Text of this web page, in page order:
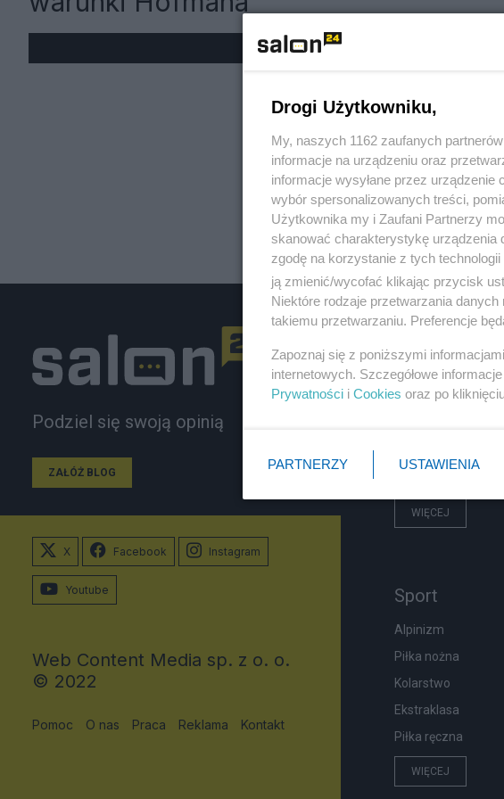
Podziel się swoją opinią
ZAŁÓŻ BLOG
PiS
Rząd
WIĘCEJ
Sport
Alpinizm
Piłka nożna
Kolarstwo
Ekstraklasa
Piłka ręczna
WIĘCEJ
X Facebook Instagram
Youtube
Web Content Media sp. z o. o.
© 2022
Pomoc O nas Praca Reklama Kontakt
Drogi Użytkowniku,
My, naszych 1162 zaufanych
informacje na urządzeniu oraz
informacje wysyłane przez
wybór spersonalizowanych treści,
Użytkownika my i Zaufani Partnerzy
skanować charakterystykę urządzenia
zgodę na korzystanie z tych
ją zmienić/wycofać klikając przycisk
Niektóre rodzaje przetwarzania
takiemu przetwarzaniu. Preferencje
Zapoznaj się z poniższymi
internetowych. Szczegółowe
Prywatności i Cookies oraz po
PARTNERZY USTAWIENIA